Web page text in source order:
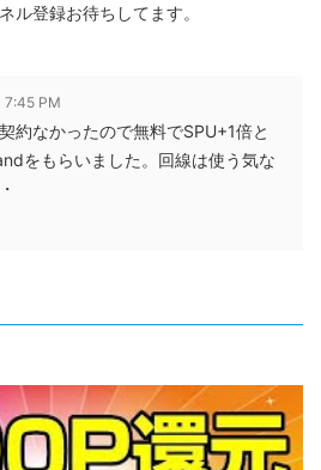
ル登録お待ちしてます。
7:45 PM
約なかったので無料でSPU+1倍と
をもらいました。回線は使う気な